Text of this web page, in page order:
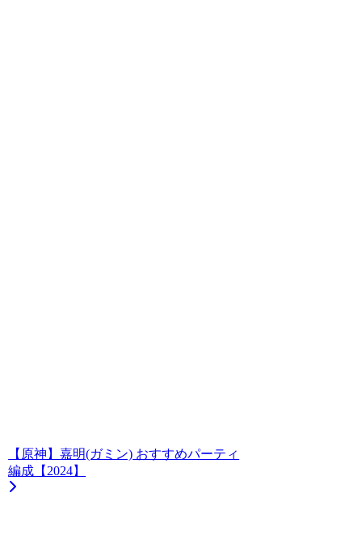
【原神】嘉明(ガミン) おすすめパーティ
編成【2024】